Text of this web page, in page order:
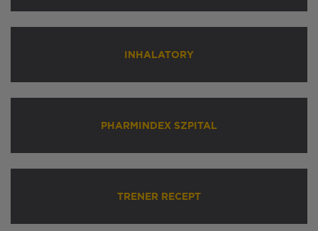
INHALATORY
PHARMINDEX SZPITAL
TRENER RECEPT